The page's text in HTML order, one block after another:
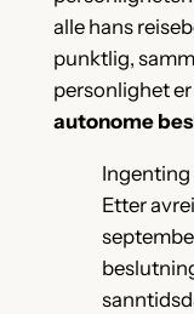
alle hans
punktlig,
personlighet
autonome
Ingenting
Etter